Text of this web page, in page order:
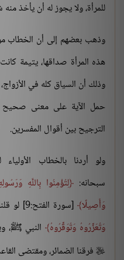
للمرأة، ولا يجوز له أن يأخذ منه
وذهب بعضهم إلى أن الخطاب
هذه المرأة صداقها، يتيمة
وذلك أن السياق كله في
حمل الآية على معنى صحيح
الترجيح بين أقوال المفسرين.
ولو أردنا بالخطاب
سبحانه:
لِتُؤْمِنُوا بِاللَّهِ
وَأَصِيلًا [سورة الفتح:9] لو قلنا المراد بقوله:
وَتُعَزِّرُوهُ وَتُوَقِّرُوهُ النبي ﷺ،
 فرقنا الضمائر، ومقتضى